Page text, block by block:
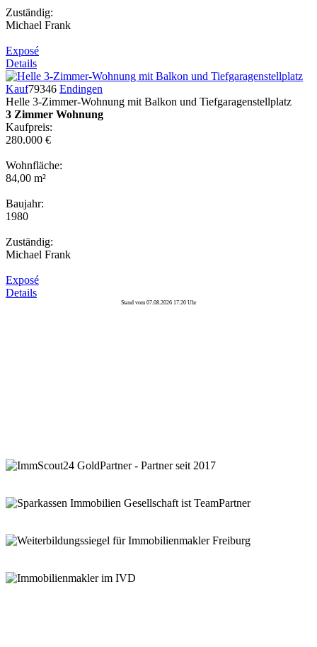
Zuständig:
Michael Frank
Exposé
Details
Kauf79346 Endingen
Helle 3-Zimmer-Wohnung mit Balkon und Tiefgaragenstellplatz
3 Zimmer Wohnung
Kaufpreis:
280.000 €
Wohnfläche:
84,00 m²
Baujahr:
1980
Zuständig:
Michael Frank
Exposé
Details
Stand vom 07.08.2026 17:20 Uhr